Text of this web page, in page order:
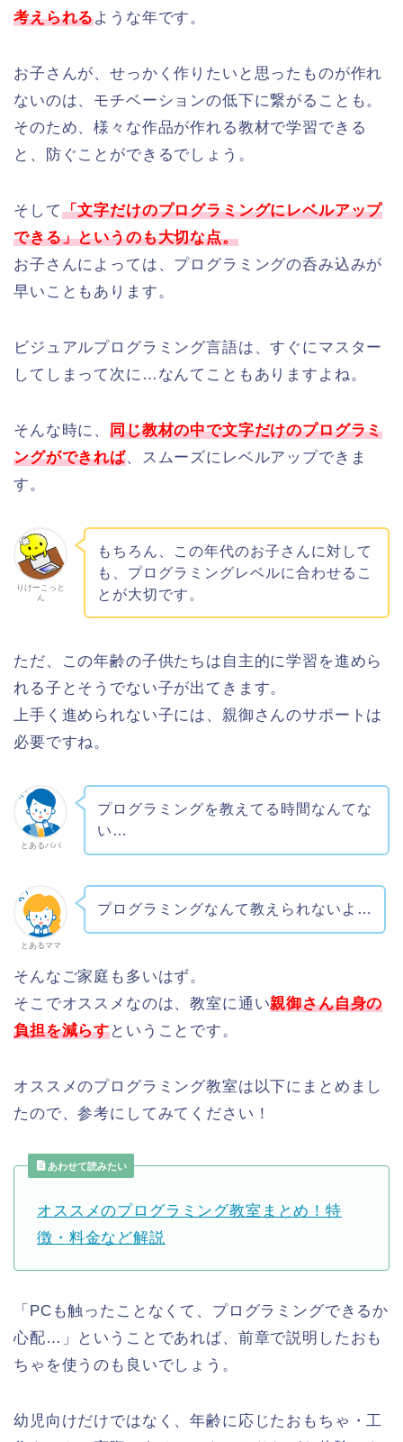
考えられるような年です。
お子さんが、せっかく作りたいと思ったものが作れ
ないのは、モチベーションの低下に繋がることも。
そのため、様々な作品が作れる教材で学習できる
と、防ぐことができるでしょう。
そして「文字だけのプログラミングにレベルアップ
できる」というのも大切な点。
お子さんによっては、プログラミングの呑み込みが
早いこともあります。
ビジュアルプログラミング言語は、すぐにマスター
してしまって次に…なんてこともありますよね。
そんな時に、同じ教材の中で文字だけのプログラミ
ングができれば、スムーズにレベルアップできま
す。
りけーこっと
ん
もちろん、この年代のお子さんに対して
も、プログラミングレベルに合わせるこ
とが大切です。
ただ、この年齢の子供たちは自主的に学習を進めら
れる子とそうでない子が出てきます。
上手く進められない子には、親御さんのサポートは
必要ですね。
とあるパパ
プログラミングを教えてる時間なんてな
い…
とあるママ
プログラミングなんて教えられないよ…
そんなご家庭も多いはず。
そこでオススメなのは、教室に通い親御さん自身の
負担を減らすということです。
オススメのプログラミング教室は以下にまとめまし
たので、参考にしてみてください！
あわせて読みたい
オススメのプログラミング教室まとめ！特
徴・料金など解説
「PCも触ったことなくて、プログラミングできるか
心配…」ということであれば、前章で説明したおも
ちゃを使うのも良いでしょう。
幼児向けだけではなく、年齢に応じたおもちゃ・工